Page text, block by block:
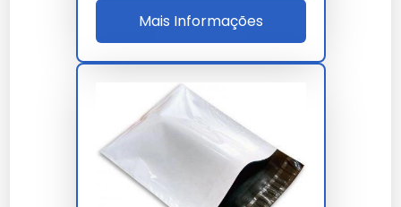
redução 87% sinistros documentais, 42% custo
seguro transporte e 31% tempo processamento
auditoria compliance bancária em operações
caixa, malote e CP bancário nacional.
PARÂMETRO ESPECIFICAÇÃO
Material
PE coextrusado tri-
camada
Mais Informações